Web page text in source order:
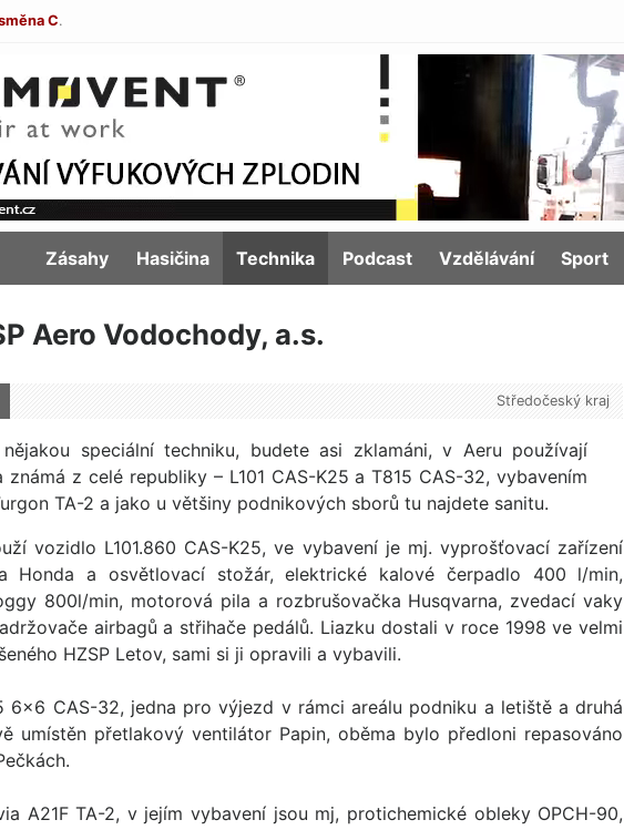
C.
Zásahy Hasičina Technika Podcast Vzdělávání Sport
Aero Vodochody, a.s.
Středočeský kraj
speciální techniku, budete asi zklamáni, v Aeru používají
z celé republiky – L101 CAS-K25 a T815 CAS-32, vybavením
TA-2 a jako u většiny podnikových sborů tu najdete sanitu.
vozidlo L101.860 CAS-K25, ve vybavení je mj. vyprošťovací zařízení
Honda a osvětlovací stožár, elektrické kalové čerpadlo 400 l/min,
800l/min, motorová pila a rozbrušovačka Husqvarna, zvedací vaky
airbagů a střihače pedálů. Liazku dostali v roce 1998 ve velmi
HZSP Letov, sami si ji opravili a vybavili.
6×6 CAS-32, jedna pro výjezd v rámci areálu podniku a letiště a druhá
umístěn přetlakový ventilátor Papin, oběma bylo předloni repasováno
A21F TA-2, v jejím vybavení jsou mj, protichemické obleky OPCH-90,